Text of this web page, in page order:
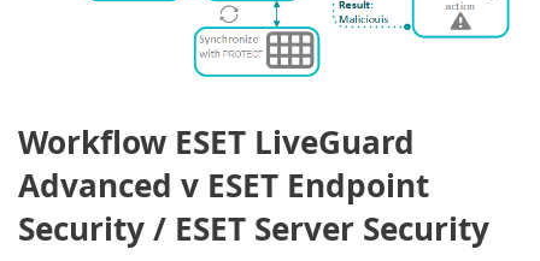
Workflow ESET LiveGuard
Advanced v ESET Endpoint
Security / ESET Server Security